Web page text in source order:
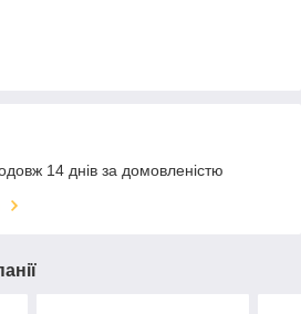
14 днів за домовленістю